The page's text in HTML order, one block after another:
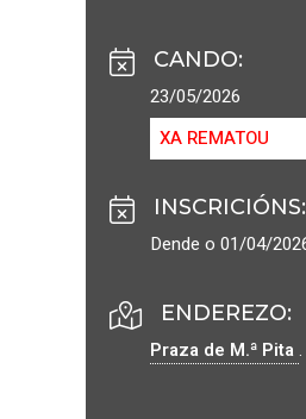
CANDO:
23/05/2026
XA REMATOU
INSCRICIÓNS:
Dende o 01/04/
ENDEREZO:
Praza de M.ª Pita.